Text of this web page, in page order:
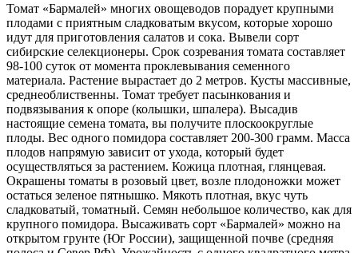
Томат «Бармалей» многих овощеводов порадует крупными
плодами с приятным сладковатым вкусом, которые хорошо
идут для приготовления салатов и сока. Вывели сорт
сибирские селекционеры. Срок созревания томата составляет
98-100 суток от момента проклевывания семенного
материала. Растение вырастает до 2 метров. Кусты массивные,
среднеоблиственны. Томат требует пасынкования и
подвязывания к опоре (колышки, шпалера). Высадив
настоящие семена томата, вы получите плоскоокруглые
плоды. Вес одного помидора составляет 200-300 грамм. Масса
плодов напрямую зависит от ухода, который будет
осуществляться за растением. Кожица плотная, глянцевая.
Окрашены томаты в розовый цвет, возле плодоножки может
остаться зеленое пятнышко. Мякоть плотная, вкус чуть
сладковатый, томатный. Семян небольшое количество, как для
крупного помидора. Высаживать сорт «Бармалей» можно на
открытом грунте (Юг России), защищенной почве (средняя